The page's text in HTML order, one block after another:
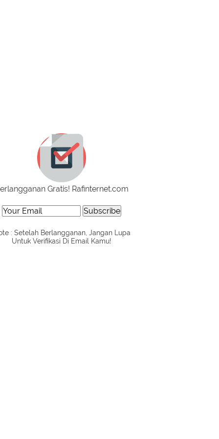
Gratis! Rafinternet.com
: Setelah Berlangganan, Jangan Lupa
Untuk Verifikasi Di Email Kamu!